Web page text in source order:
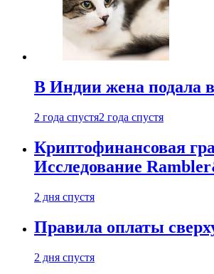
В Индии жена подала
2 года спустя2 года спустя
Криптофинансовая
Исследование
2 дня спустя
Правила оплаты
2 дня спустя